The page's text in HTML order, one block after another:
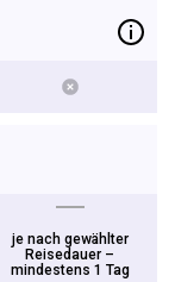
je nach gewählter
Reisedauer –
mindestens 1 Tag